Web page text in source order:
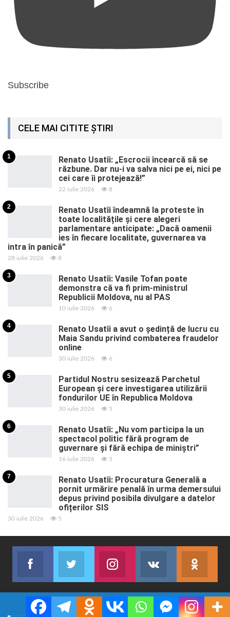
Subscribe
CELE MAI CITITE ȘTIRI
1
Renato Usatîi: „Escrocii încearcă să se
răzbune. Dar nu-i va salva nici pe ei, nici pe
cei care îi protejează!”
22 iulie 2026 8
2
Renato Usatîi îndeamnă la proteste în
toate localitățile și cere alegeri
parlamentare anticipate: „Dacă oamenii
ies în fiecare localitate, guvernarea va
intra în panică”
28 iulie 2026 8
3
Renato Usatîi: Vasile Tofan poate
demonstra că va fi prim-ministrul
Republicii Moldova, nu al PAS
10 iulie 2026 6
4
Renato Usatîi a avut o ședință de lucru cu
Maia Sandu privind combaterea fraudelor
online
30 iulie 2026 6
5
Partidul Nostru sesizează Parchetul
European și cere investigarea utilizării
fondurilor UE în Republica Moldova
30 iulie 2026 5
6
Renato Usatîi: „Nu vom participa la un
spectacol politic fără program de
guvernare și fără echipa de miniștri”
16 iulie 2026 5
7
Renato Usatîi: Procuratura Generală a
pornit urmărire penală în urma demersului
depus privind posibila divulgare a datelor
ofițerilor SIS
30 iulie 2026 5
Facebook
Abonează-te
Twitter
Join us on TwitterJoin us on Instagram
Abonează-te